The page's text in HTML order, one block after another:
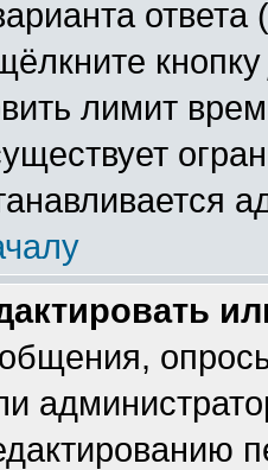
ответа
лимит